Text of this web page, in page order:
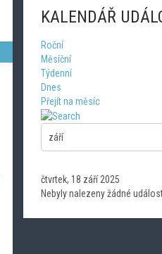
KALENDÁŘ
Roční
Měsíční
Týdenní
Dnes
Přejít na měsíc
čtvrtek, 18 září 2025
Nebyly nalezeny žádné